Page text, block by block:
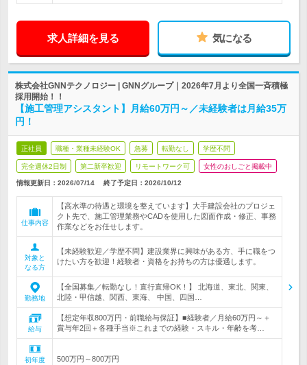
求人詳細を見る 気になる
株式会社GNNテクノロジー | GNNグループ｜2026年7月より全国一斉積極
採用開始！！
【施工管理アシスタント】月給60万円～／未経験者は月給35万
円！
正社員 職種・業種未経験OK 急募 転勤なし 学歴不問
完全週休2日制 第二新卒歓迎 リモートワーク可 女性のおしごと掲載中
情報更新日：2026/07/14 終了予定日： 2026/10/12
仕事内容
【高水準の待遇と環境を整えています】大手建設会社のプロジェ
クト先で、施工管理業務やCADを使用した図面作成・修正、事務
作業などをお任せします。
対象と
なる方
【未経験歓迎／学歴不問】建設業界に興味がある方、手に職をつ
けたい方を歓迎！経験者・資格をお持ちの方は優遇します。
勤務地
【全国募集／転勤なし！直行直帰OK！】 北海道、東北、関東、
北陸・甲信越、関西、東海、 中国、四国…
給与
【想定年収800万円・前職給与保証】■経験者／月給60万円～＋
賞与年2回＋各種手当※これまでの経験・スキル・年齢を考…
初年度
500万円～800万円